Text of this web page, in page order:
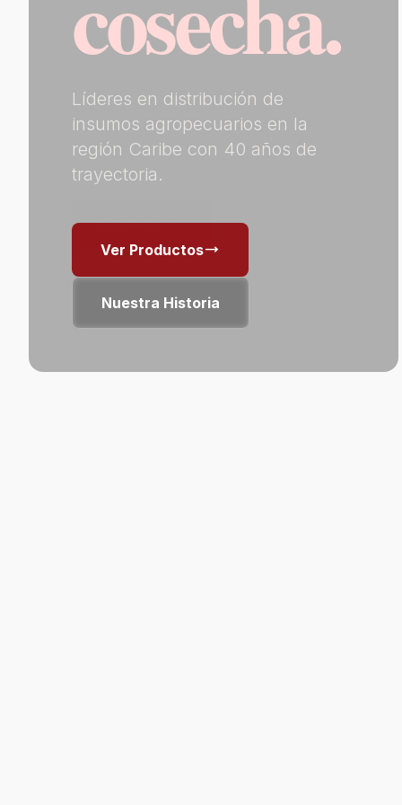
Líderes en distribución de
insumos agropecuarios en la
región Caribe con 40 años de
trayectoria.
Ver Productostrending_flat
Nuestra Historia
Herbicidas, antiparasitarios, vitaminas,
vacunas y suplementación para su
hato ganadero.
Explorartrending_flat
Explorartrending_flat